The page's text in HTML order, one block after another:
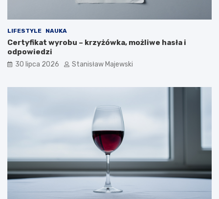
LIFESTYLE NAUKA
Certyfikat wyrobu – krzyżówka, możliwe hasła i
odpowiedzi
30 lipca 2026 Stanisław Majewski